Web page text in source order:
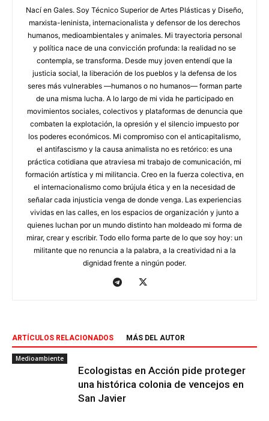
Nací en Gales. Soy Técnico Superior de Artes Plásticas y Diseño,
marxista-leninista, internacionalista y defensor de los derechos
humanos, medioambientales y animales. Mi trayectoria personal
y política nace de una convicción profunda: la realidad no se
contempla, se transforma. Desde muy joven entendí que la
justicia social, la liberación de los pueblos y la defensa de los
seres más vulnerables —humanos o no humanos— forman parte
de una misma lucha. A lo largo de mi vida he participado en
movimientos sociales, colectivos y plataformas de denuncia que
combaten la explotación, la opresión y el silencio impuesto por
los poderes económicos. Mi compromiso con el anticapitalismo,
el antifascismo y la causa animalista no es retórico: es una
práctica cotidiana que atraviesa mi trabajo de comunicación, mi
formación artística y mi militancia. Creo en la fuerza colectiva, en
el internacionalismo como brújula ética y en la necesidad de
señalar cada injusticia venga de donde venga. Las experiencias
vividas en las calles, en los espacios de organización y junto a
quienes luchan por un mundo distinto han moldeado mi forma de
mirar, crear y escribir. Todo ello forma parte de lo que soy hoy: un
militante que no renuncia a la palabra, a la creatividad ni a la
dignidad frente a ningún poder.
ARTÍCULOS RELACIONADOS MÁS DEL AUTOR
Medioambiente
Ecologistas en Acción pide proteger
una histórica colonia de vencejos en
San Javier